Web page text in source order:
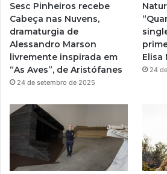
a
m
Sesc Pinheiros recebe
Cabeça nas Nuvens,
dramaturgia de
Alessandro Marson
livremente inspirada em
“As Aves”, de Aristófanes
24 de setembro de 2025
Elisa
24